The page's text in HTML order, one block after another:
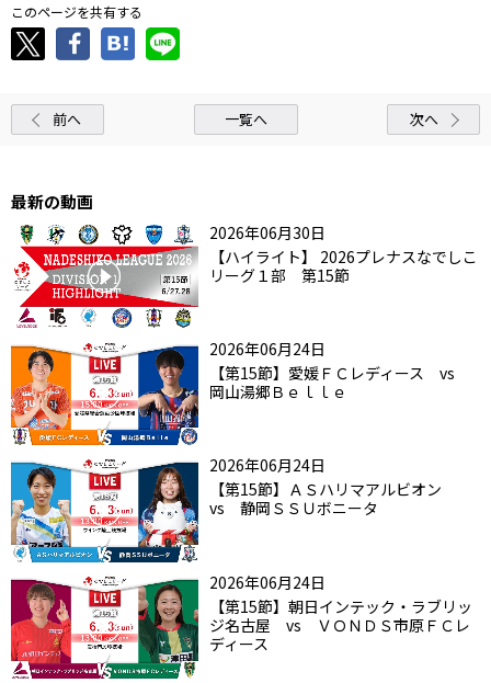
このページを共有する
前へ 一覧へ 次へ
最新の動画
2026年06月30日
【ハイライト】 2026プレナスなでしこ
リーグ１部 第15節
2026年06月24日
【第15節】愛媛ＦＣレディース vs
岡山湯郷Ｂｅｌｌｅ
2026年06月24日
【第15節】ＡＳハリマアルビオン
vs 静岡ＳＳＵボニータ
2026年06月24日
【第15節】朝日インテック・ラブリッ
ジ名古屋 vs ＶＯＮＤＳ市原ＦＣレ
ディース